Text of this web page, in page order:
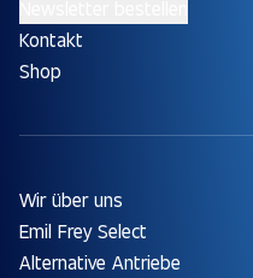
Kontakt
Shop
Wir über uns
Emil Frey Select
Alternative Antriebe